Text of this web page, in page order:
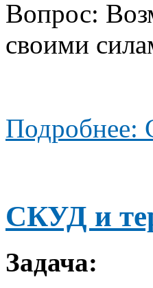
Вопрос:
своими
СКУД и
Задача: